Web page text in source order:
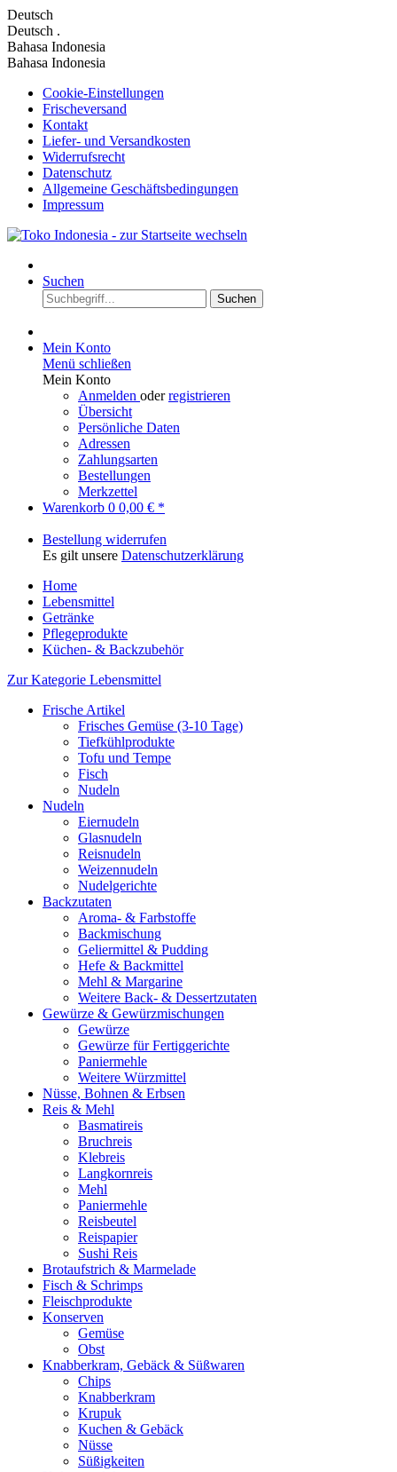
Deutsch
Deutsch .
Bahasa Indonesia
Bahasa Indonesia
Cookie-Einstellungen
Frischeversand
Kontakt
Liefer- und Versandkosten
Widerrufsrecht
Datenschutz
Allgemeine Geschäftsbedingungen
Impressum
Suchen
Suchen
Mein Konto
Menü schließen
Mein Konto
Anmelden oderregistrieren
Übersicht
Persönliche Daten
Adressen
Zahlungsarten
Bestellungen
Merkzettel
Warenkorb 0 0,00 € *
Bestellung widerrufen
Es gilt unsere Datenschutzerklärung
Home
Lebensmittel
Getränke
Pflegeprodukte
Küchen- & Backzubehör
Zur Kategorie Lebensmittel
Frische Artikel
Frisches Gemüse (3-10 Tage)
Tiefkühlprodukte
Tofu und Tempe
Fisch
Nudeln
Nudeln
Eiernudeln
Glasnudeln
Reisnudeln
Weizennudeln
Nudelgerichte
Backzutaten
Aroma- & Farbstoffe
Backmischung
Geliermittel & Pudding
Hefe & Backmittel
Mehl & Margarine
Weitere Back- & Dessertzutaten
Gewürze & Gewürzmischungen
Gewürze
Gewürze für Fertiggerichte
Paniermehle
Weitere Würzmittel
Nüsse, Bohnen & Erbsen
Reis & Mehl
Basmatireis
Bruchreis
Klebreis
Langkornreis
Mehl
Paniermehle
Reisbeutel
Reispapier
Sushi Reis
Brotaufstrich & Marmelade
Fisch & Schrimps
Fleischprodukte
Konserven
Gemüse
Obst
Knabberkram, Gebäck & Süßwaren
Chips
Knabberkram
Krupuk
Kuchen & Gebäck
Nüsse
Süßigkeiten